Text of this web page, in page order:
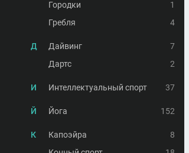
Городки
1
Гребля
4
Д Дайвинг
7
Дартс
2
И Интеллектуальный спорт 37
Й Йога 152
К Капоэйра
8